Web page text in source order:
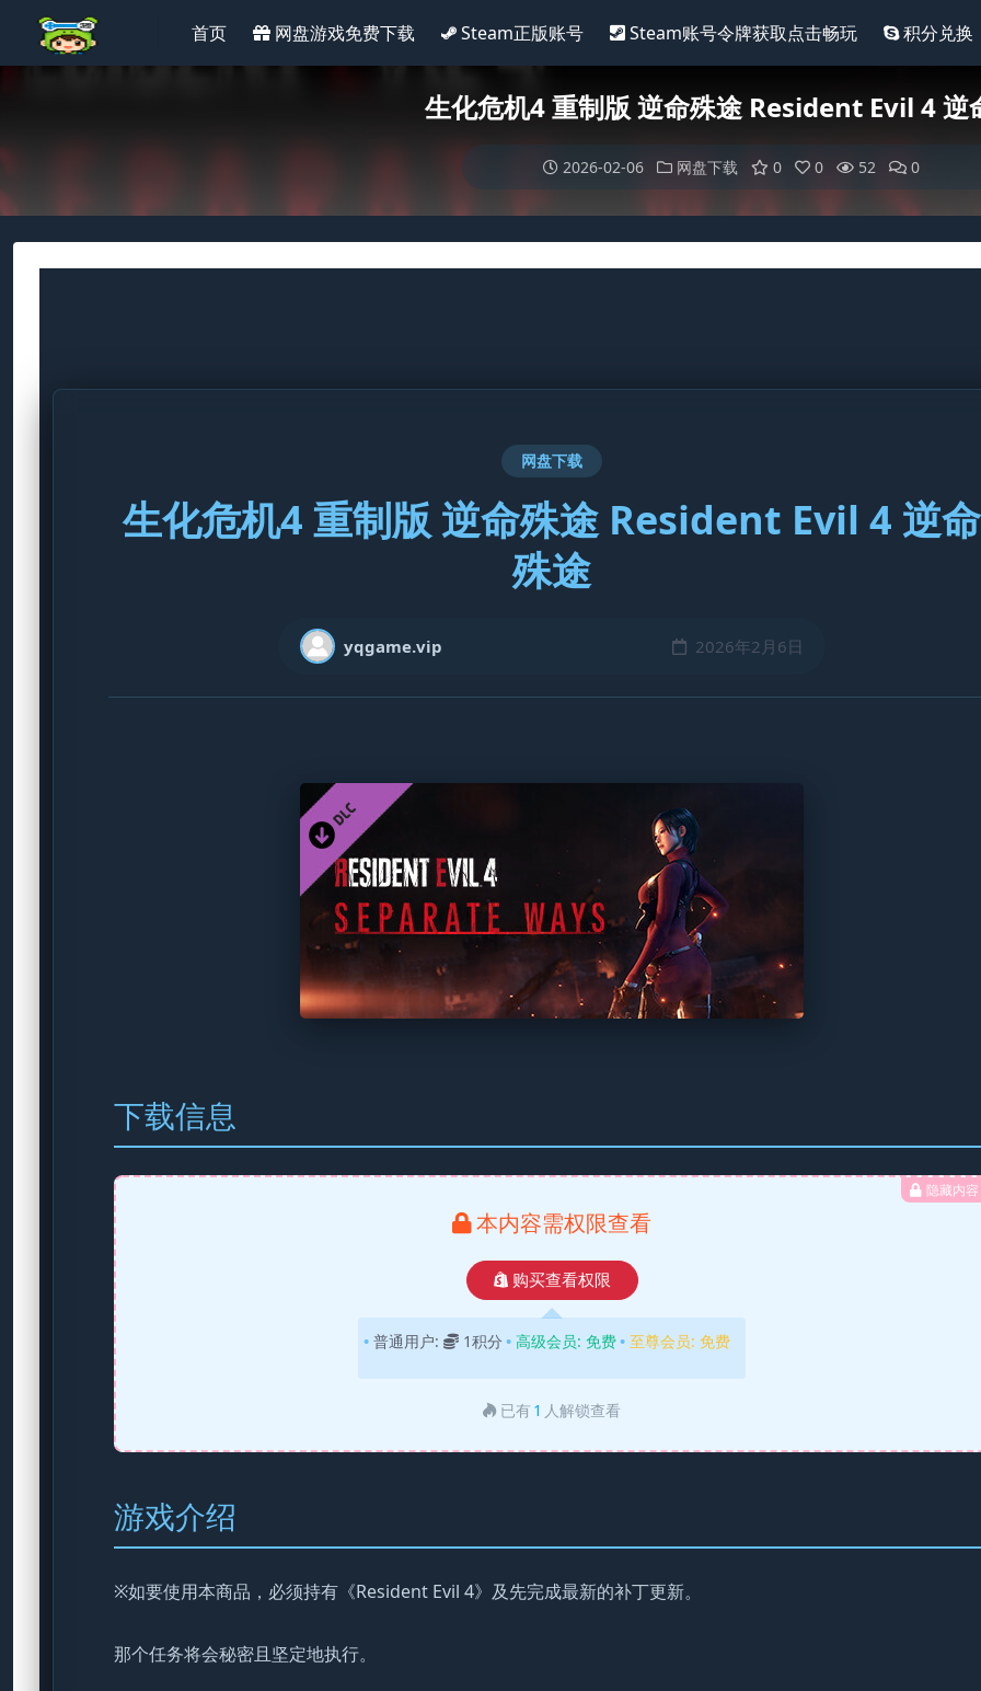
首页 网盘游戏免费下载 Steam正版账号 Steam账号令牌获取点击畅玩 积分兑换
生化危机4 重制版 逆命殊途 Resident Evil 4 逆
2026-02-06 网盘下载 0 0 52 0
网盘下载
生化危机4 重制版 逆命殊途 Resident Evil 4 逆命
殊途
yqgame.vip 2026年2月6日
下载信息
隐藏内容
本内容需权限查看
购买查看权限
普通用户: 1积分 高级会员: 免费 至尊会员: 免费
已有 1 人解锁查看
游戏介绍
※如要使用本商品，必须持有《Resident Evil 4》及先完成最新的补丁更新。
那个任务将会秘密且坚定地执行。